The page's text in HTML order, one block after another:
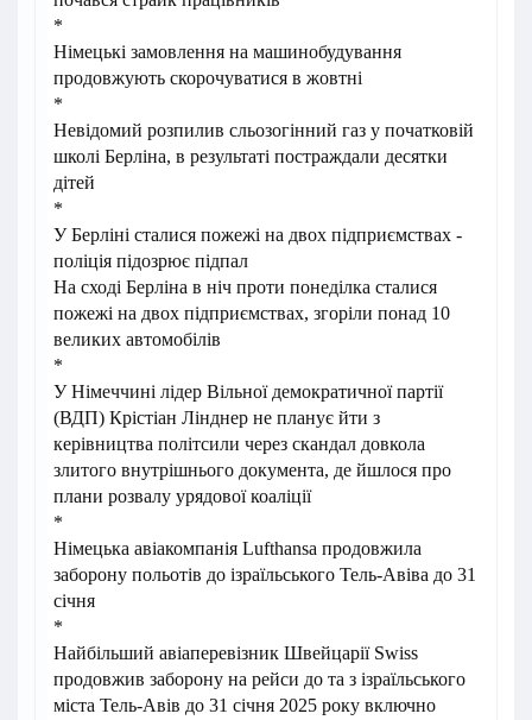
*
Німецькі замовлення на машинобудування
продовжують скорочуватися в жовтні
*
Невідомий розпилив сльозогінний газ у початковій
школі Берліна, в результаті постраждали десятки
дітей
*
У Берліні сталися пожежі на двох підприємствах -
поліція підозрює підпал
На сході Берліна в ніч проти понеділка сталися
пожежі на двох підприємствах, згоріли понад 10
великих автомобілів
*
У Німеччині лідер Вільної демократичної партії
(ВДП) Крістіан Лінднер не планує йти з
керівництва політсили через скандал довкола
злитого внутрішнього документа, де йшлося про
плани розвалу урядової коаліції
*
Німецька авіакомпанія Lufthansa продовжила
заборону польотів до ізраїльського Тель-Авіва до 31
січня
*
Найбільший авіаперевізник Швейцарії Swiss
продовжив заборону на рейси до та з ізраїльського
міста Тель-Авів до 31 січня 2025 року включно